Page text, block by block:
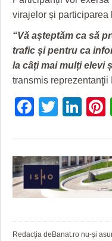
JOCURI ONLINE
FARMACII DIN
PRIMĂRIILE DIN
SFATUL MEDICULUI
virajelor și participarea
“Vă așteptăm ca să
trafic și pentru ca
la câți mai mulți elevi
transmis
Redacția deBanat.ro nu-și